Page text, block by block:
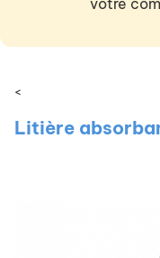
votre
<
Litière